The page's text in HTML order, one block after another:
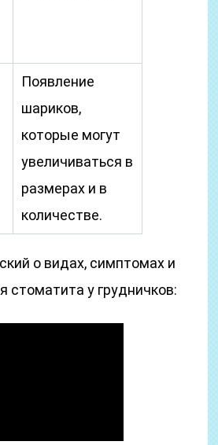
Появление
шариков,
которые могут
увеличиваться в
размерах и в
количестве.
о видах, симптомах и
стоматита у грудничков: